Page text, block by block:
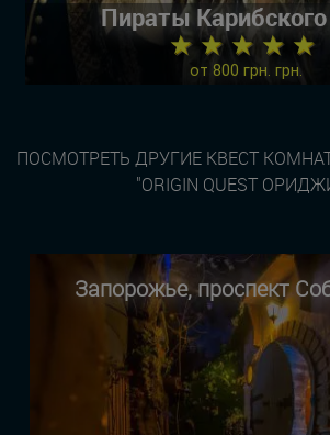
Пираты
★ ★ ★ ★ ★
от 800 грн. грн.
ПОСМОТРЕТЬ ДРУГИЕ КВЕСТ
"ORIGIN QUEST
Запорожье, проспект